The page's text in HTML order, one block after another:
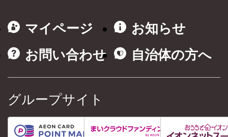
マイページ
お知らせ
お問い合わせ
自治体の方へ
グループサイト